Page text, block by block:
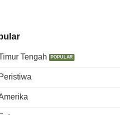
Tengah
Peristiwa